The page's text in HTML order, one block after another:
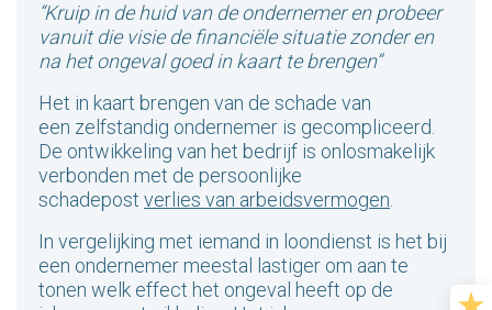
“Kruip in de huid van de ondernemer en probeer
vanuit die visie de financiële situatie zonder en
na het ongeval goed in kaart te brengen”
Het in kaart brengen van de schade van
een zelfstandig ondernemer is gecompliceerd.
De ontwikkeling van het bedrijf is onlosmakelijk
verbonden met de persoonlijke
schadepost verlies van arbeidsvermogen
In vergelijking met iemand in loondienst is het bij
een ondernemer meestal
lastiger om aan te
tonen welk effect het ongeval heeft op de